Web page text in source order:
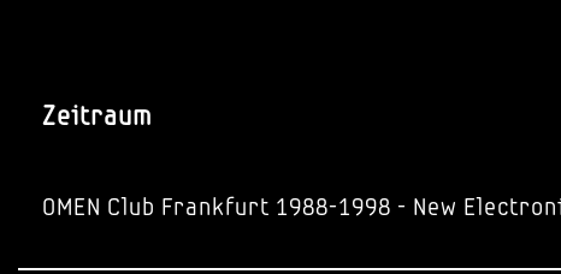
Zeitraum
OMEN Club Frankfurt 1988-1998 - New